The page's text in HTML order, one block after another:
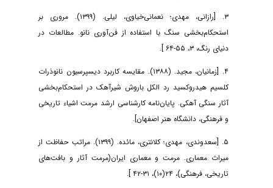
۳. [رازانی، مهدی؛ نعمانی‌خیاوی، لیلی. (۱۳۹۹). مروری بر
استحکام‌بخشی سنگ با استفاده از فن‌آوری نانو. مطالعات در
دنیای رنگ، ۳، ۵۵-۶۴ ].
۴. [زمانیان، مجید. (۱۳۸۸). مقایسه کاربرد دیسپرسیون نانوذرات
کلسیم هیدروکسید رد الکل باروش شیرآهک در استحکام‌بخشی
آثار سنگی آهکی. پایان‌نامه کارشناسی ارشد مرمت اشیاء تاریخی
و فرهنگی، دانشگاه هنر اصفهان].
۵. [سعدوندی، مهدی؛ کلانتری، مائده. (۱۳۹۹). مراتب حفاظت از
میراث معماری. مرمت و معماری ایران(مرمت آثار و بافت‌های
تاریخی، فرهنگی)، ۲۴(۱۰)، ۳۱-۴۲ ].